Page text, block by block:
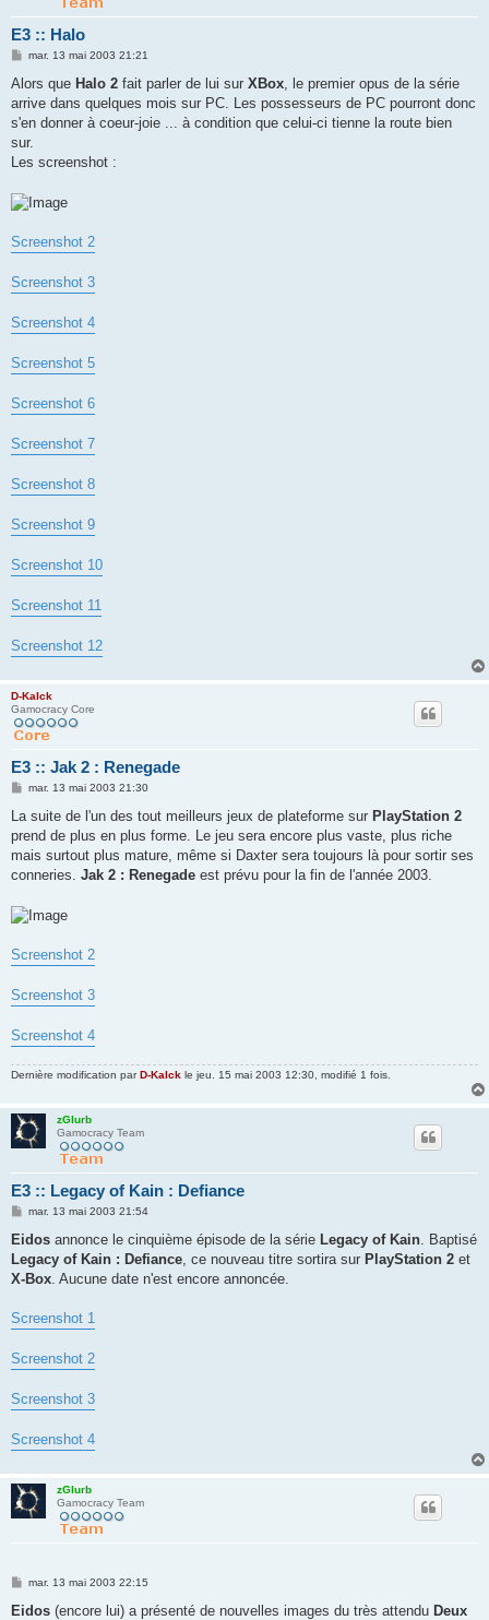
E3 :: Halo
M
s
a
g
mar. 13 mai 2003 21:21
Alors que Halo 2 fait parler de lui sur XBox, le premier opus de la série
arrive dans quelques mois sur PC. Les possesseurs de PC pourront donc
s'en donner à coeur-joie ... à condition que celui-ci tienne la route bien
sur.
Les screenshot :
Screenshot 2
Screenshot 3
Screenshot 4
Screenshot 5
Screenshot 6
Screenshot 7
Screenshot 8
Screenshot 9
Screenshot 10
Screenshot 11
Screenshot 12
D-Kalck
Gamocracy Core
E3 :: Jak 2 : Renegade
M
s
a
g
mar. 13 mai 2003 21:30
La suite de l'un des tout meilleurs jeux de plateforme sur PlayStation 2
prend de plus en plus forme. Le jeu sera encore plus vaste, plus riche
mais surtout plus mature, même si Daxter sera toujours là pour sortir ses
conneries. Jak 2 : Renegade est prévu pour la fin de l'année 2003.
Screenshot 2
Screenshot 3
Screenshot 4
Dernière modification parD-Kalck le jeu. 15 mai 2003 12:30, modifié 1 fois.
zGlurb
Gamocracy Team
E3 :: Legacy of Kain : Defiance
M
s
a
g
mar. 13 mai 2003 21:54
Eidos annonce le cinquième épisode de la série Legacy of Kain. Baptisé
Legacy of Kain : Defiance, ce nouveau titre sortira sur PlayStation 2 et
X-Box. Aucune date n'est encore annoncée.
Screenshot 1
Screenshot 2
Screenshot 3
Screenshot 4
zGlurb
Gamocracy Team
M
s
mar. 13 mai 2003 22:15
Eidos (encore lui) a présenté de nouvelles images du très attendu Deux